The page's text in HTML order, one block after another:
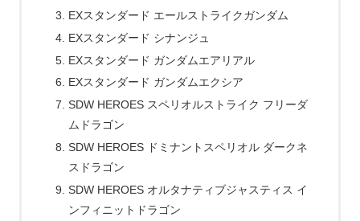
EXスタンダード エールストライクガンダム
EXスタンダード シナンジュ
EXスタンダード ガンダムエアリアル
EXスタンダード ガンダムエクシア
SDW HEROES スペリオルストライク フリーダ
ムドラゴン
SDW HEROES ドミナントスペリオル ダークネ
スドラゴン
SDW HEROES オルタナティブジャスティス イ
ンフィニットドラゴン